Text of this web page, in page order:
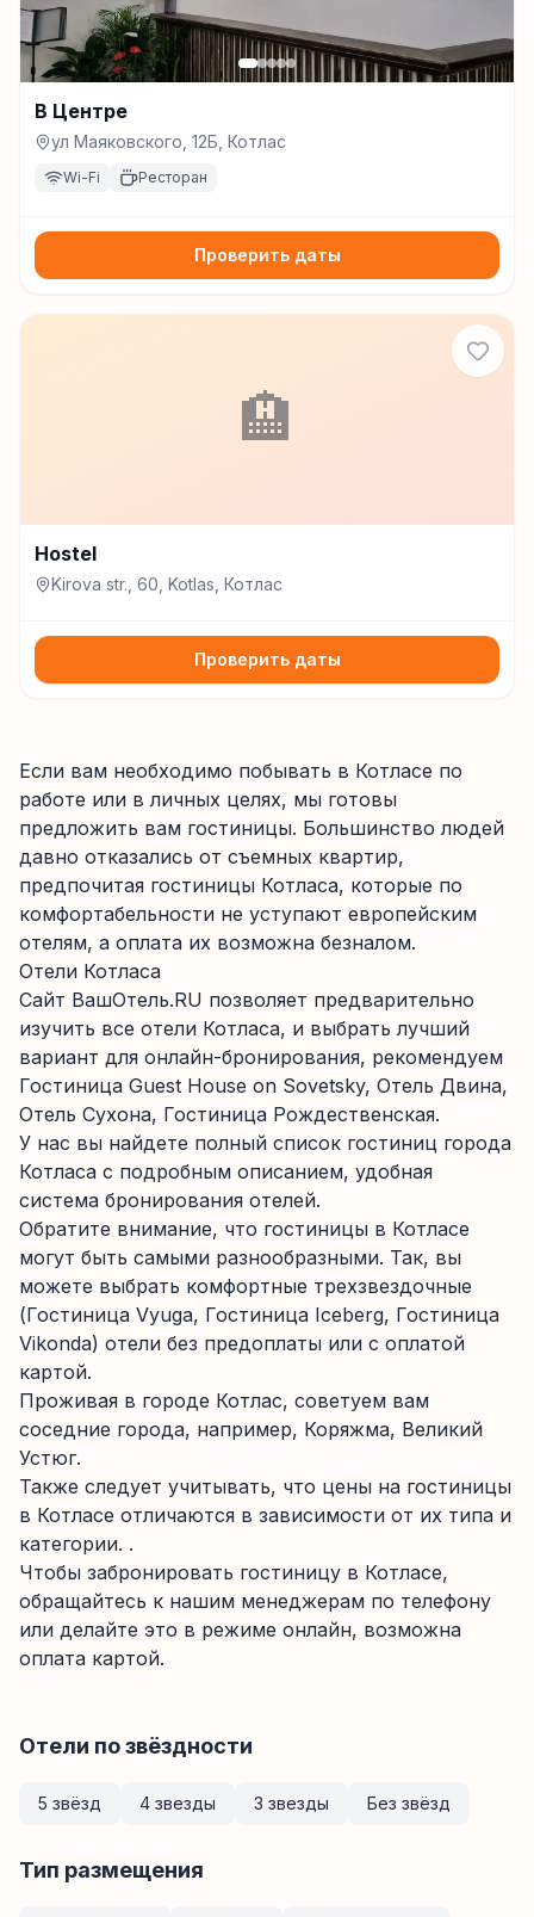
В Центре
ул Маяковского, 12Б, Котлас
Wi-Fi Ресторан
Проверить даты
🏨
Hostel
Kirova str., 60, Kotlas, Котлас
Проверить даты
Если вам необходимо побывать в Котласе по
работе или в личных целях, мы готовы
предложить вам гостиницы. Большинство людей
давно отказались от съемных квартир,
предпочитая гостиницы Котласа, которые по
комфортабельности не уступают европейским
отелям, а оплата их возможна безналом.
Отели Котласа
Сайт ВашОтель.RU позволяет предварительно
изучить все отели Котласа, и выбрать лучший
вариант для онлайн-бронирования, рекомендуем
Гостиница Guest House on Sovetsky, Отель Двина,
Отель Сухона, Гостиница Рождественская.
У нас вы найдете полный список гостиниц города
Котласа с подробным описанием, удобная
система бронирования отелей.
Обратите внимание, что гостиницы в Котласе
могут быть самыми разнообразными. Так, вы
можете выбрать комфортные трехзвездочные
(Гостиница Vyuga, Гостиница Iceberg, Гостиница
Vikonda) отели без предоплаты или с оплатой
картой.
Проживая в городе Котлас, советуем вам
соседние города, например, Коряжма, Великий
Устюг.
Также следует учитывать, что цены на гостиницы
в Котласе отличаются в зависимости от их типа и
категории. .
Чтобы забронировать гостиницу в Котласе,
обращайтесь к нашим менеджерам по телефону
или делайте это в режиме онлайн, возможна
оплата картой.
Отели по звёздности
5 звёзд 4 звезды 3 звезды Без звёзд
Тип размещения